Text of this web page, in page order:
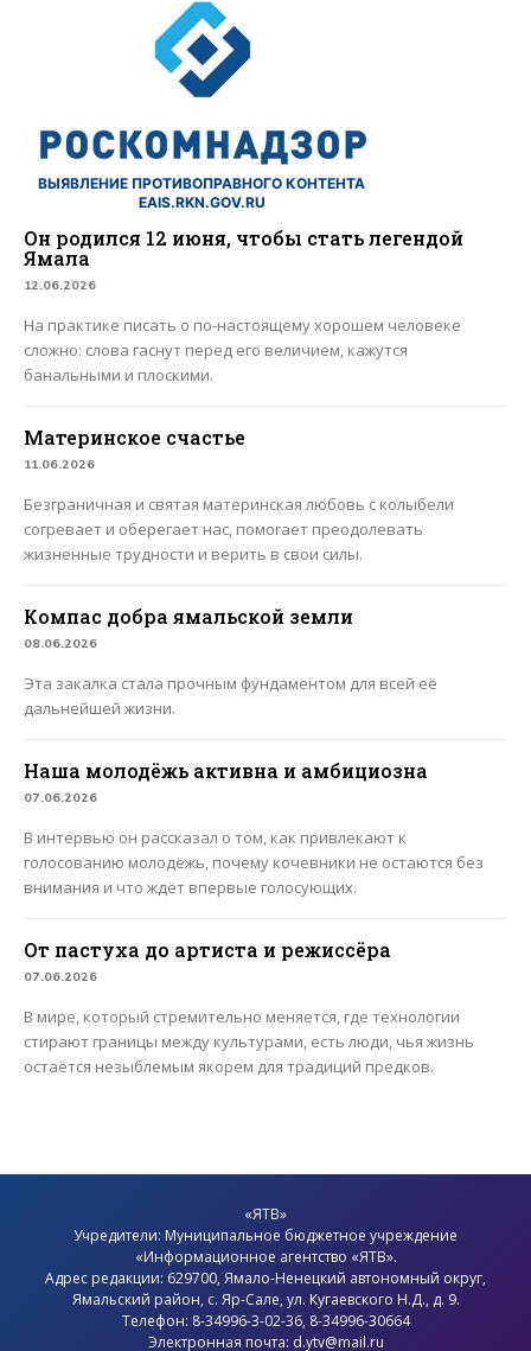
ВЫЯВЛЕНИЕ ПРОТИВОПРАВНОГО КОНТЕНТА
EAIS.RKN.GOV.RU
Он родился 12 июня, чтобы стать легендой
Ямала
12.06.2026
На практике писать о по-настоящему хорошем человеке
сложно: слова гаснут перед его величием, кажутся
банальными и плоскими.
Материнское счастье
11.06.2026
Безграничная и святая материнская любовь с колыбели
согревает и оберегает нас, помогает преодолевать
жизненные трудности и верить в свои силы.
Компас добра ямальской земли
08.06.2026
Эта закалка стала прочным фундаментом для всей её
дальнейшей жизни.
Наша молодёжь активна и амбициозна
07.06.2026
В интервью он рассказал о том, как привлекают к
голосованию молодёжь, почему кочевники не остаются без
внимания и что ждёт впервые голосующих.
От пастуха до артиста и режиссёра
07.06.2026
В мире, который стремительно меняется, где технологии
стирают границы между культурами, есть люди, чья жизнь
остаётся незыблемым якорем для традиций предков.
«ЯТВ»
Учредители: Муниципальное бюджетное учреждение
«Информационное агентство «ЯТВ».
Адрес редакции: 629700, Ямало-Ненецкий автономный округ,
Ямальский район, с. Яр-Сале, ул. Кугаевского Н.Д., д. 9.
Телефон: 8-34996-3-02-36, 8-34996-30664
Электронная почта: d.ytv@mail.ru